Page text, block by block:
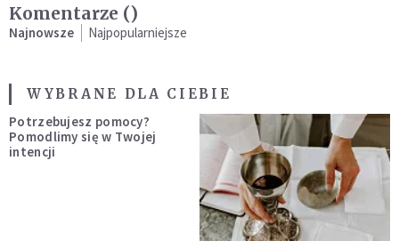
Komentarze ()
Najnowsze Najpopularniejsze
WYBRANE DLA CIEBIE
Potrzebujesz pomocy?
Pomodlimy się w Twojej
intencji